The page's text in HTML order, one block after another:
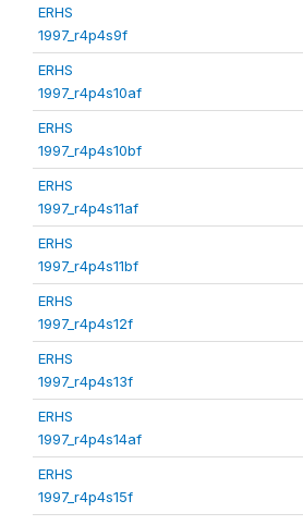
ERHS
1997_r4p4s9f
ERHS
1997_r4p4s10af
ERHS
1997_r4p4s10bf
ERHS
1997_r4p4s11af
ERHS
1997_r4p4s11bf
ERHS
1997_r4p4s12f
ERHS
1997_r4p4s13f
ERHS
1997_r4p4s14af
ERHS
1997_r4p4s15f